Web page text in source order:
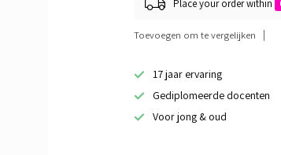
Place your order within
Toevoegen om te vergelijken
17 jaar ervaring
Gediplomeerde docenten
Voor jong & oud